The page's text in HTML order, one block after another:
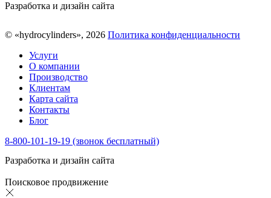
Разработка и дизайн сайта
© «hydrocylinders», 2026 Политика конфиденциальности
Услуги
О компании
Производство
Клиентам
Карта сайта
Контакты
Блог
8-800-101-19-19 (звонок бесплатный)
Разработка и дизайн сайта
Поисковое продвижение